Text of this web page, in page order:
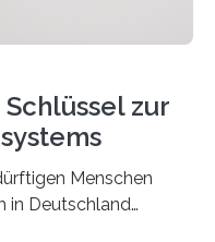
zur
Menschen
in Deutschland